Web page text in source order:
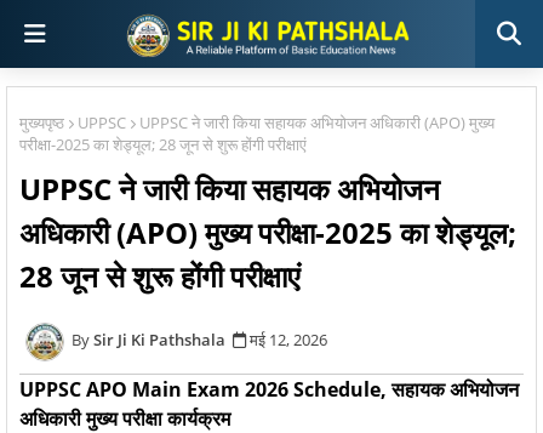
मुख्यपृष्ठ UPPSC
UPPSC ने जारी किया सहायक अभियोजन अधिकारी (APO) मुख्य
परीक्षा-2025 का शेड्यूल; 28 जून से शुरू होंगी परीक्षाएं
UPPSC ने जारी किया सहायक अभियोजन
अधिकारी (APO) मुख्य परीक्षा-2025 का शेड्यूल;
28 जून से शुरू होंगी परीक्षाएं
Sir Ji Ki Pathshala मई 12, 2026
UPPSC APO Main Exam 2026 Schedule, सहायक अभियोजन
अधिकारी मुख्य परीक्षा कार्यक्रम